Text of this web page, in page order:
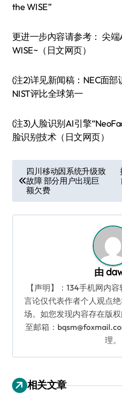
the WISE”
更进一步內容请参考： 尖
WISE~（日文网页）
(注2)详见新闻稿：NEC面
NIST评比全球第一
(注3)人脸识别AI引擎
脸识别技术（日文网页）
章
导
航
四川移动因系统升级致
故障 部分用户出现巨
额欠费
由
【声明】：134手机网内
言论仅代表作者个人观点
场。如您发现内容存在版
至邮箱：
理。
相关文章